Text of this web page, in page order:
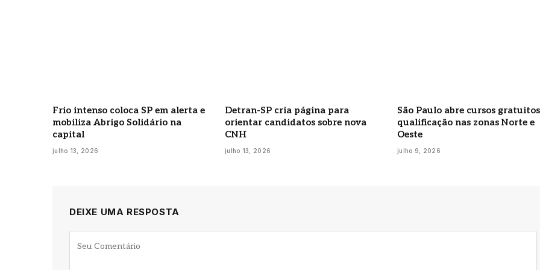
Frio intenso coloca SP em alerta e
mobiliza Abrigo Solidário na
capital
julho 13, 2026
Detran-SP cria página para
orientar candidatos sobre nova
CNH
julho 13, 2026
São Paulo abre cursos
qualificação nas zonas Norte e
Oeste
julho 9, 2026
DEIXE UMA RESPOSTA